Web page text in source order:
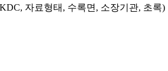
자료형태, 수록면, 소장기관, 초록)